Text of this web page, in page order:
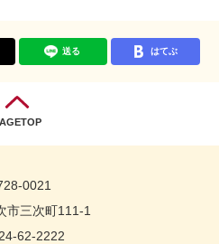
送る はてぶ
0021
市三次町111-1
62-2222